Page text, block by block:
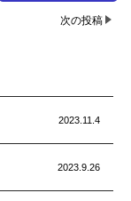
次の投稿
2023.11.4
2023.9.26